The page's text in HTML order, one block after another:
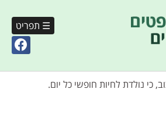
☰ תפריט
כי נולדת לחיות חופשי כל יום.